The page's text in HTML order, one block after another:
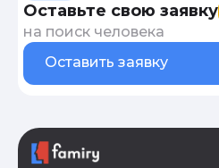
Оставьте свою заявку
на поиск человека
Оставить заявку